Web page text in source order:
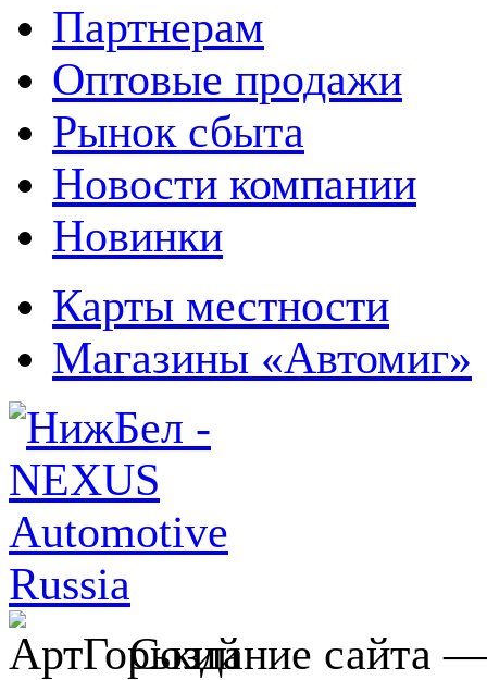
Партнерам
Оптовые продажи
Рынок сбыта
Новости компании
Новинки
Карты местности
Магазины «Автомиг»
Создание сайта